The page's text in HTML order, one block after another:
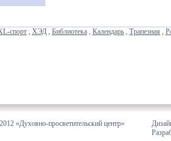
спорт , ХЭД , Библиотека , Календарь , Трапезная ,
«Духовно-просветительский центр»